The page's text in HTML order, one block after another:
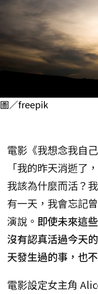
圖／freepik
電影《我想念我自
「我的昨天消逝了
我該為什麼而活？
有一天，我會忘記
演說。 即使未來這
沒有認真活過今天
天發生過的事，也
電影設定女主角